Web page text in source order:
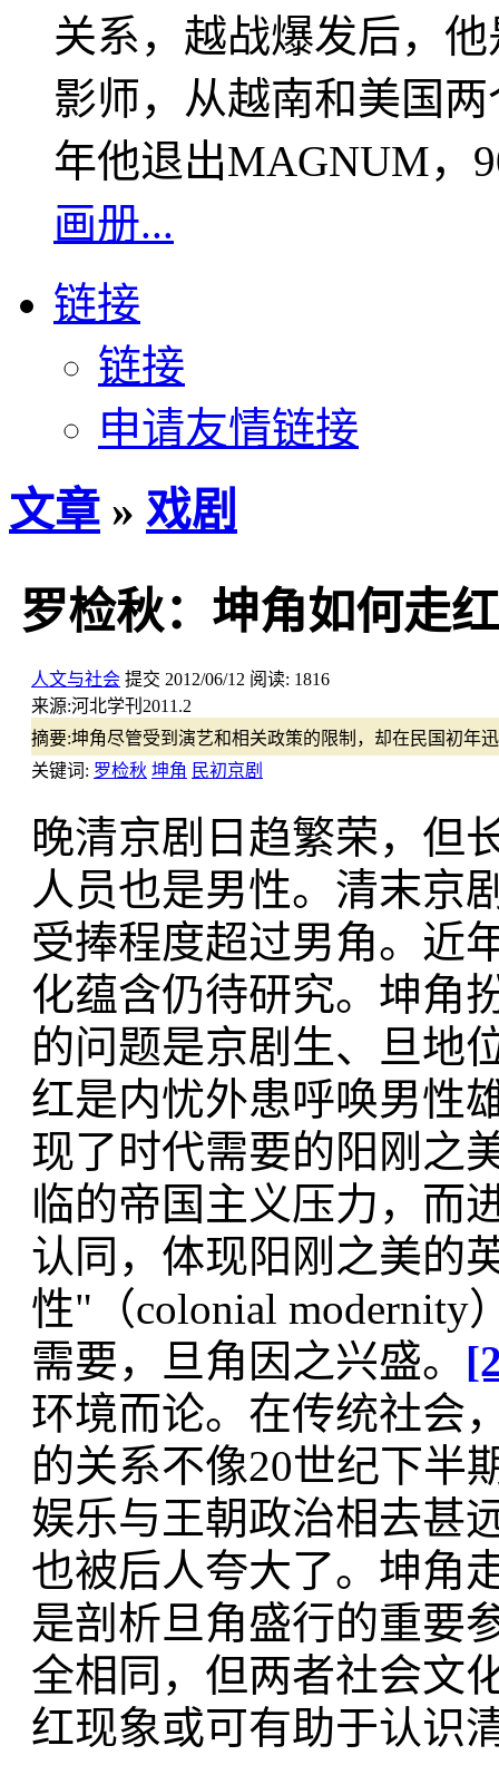
关系，越战爆发后，
影师，从越南和美国
年他退出MAGNUM，
画册...
链接
链接
申请友情链接
文章 » 戏剧
罗检秋：坤角如何走
人文与社会 提交 2012/06/12 阅读: 1816
来源:河北学刊2011.2
摘要:坤角尽管受到演艺和相关政策的限制，却在民国初年
关键词: 罗检秋 坤角 民初京剧
晚清京剧日趋繁荣，但
人员也是男性。清末京
受捧程度超过男角。近
化蕴含仍待研究。坤角
的问题是京剧生、旦地
红是内忧外患呼唤男性
现了时代需要的阳刚之
临的帝国主义压力，而
认同，体现阳刚之美的
性"（colonial modernity
需要，旦角因之兴盛。
环境而论。在传统社会
的关系不像20世纪下半
娱乐与王朝政治相去甚
也被后人夸大了。坤角
是剖析旦角盛行的重要
全相同，但两者社会文
红现象或可有助于认识